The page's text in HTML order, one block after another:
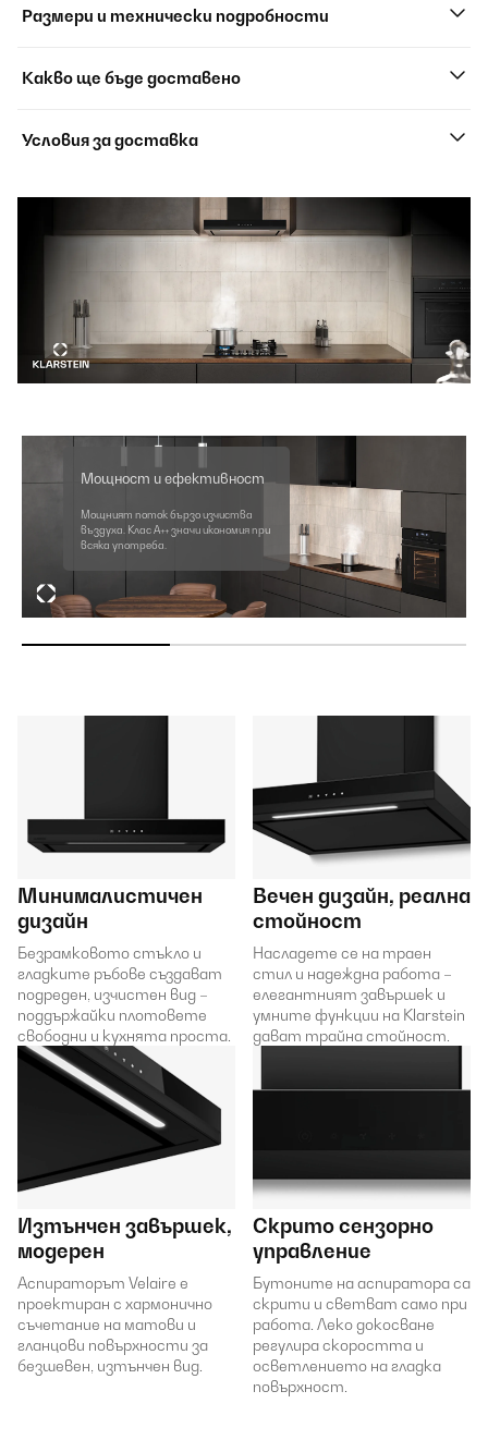
Размери и технически подробности
Какво ще бъде доставено
Условия за доставка
Мощност и ефективност
Мощният поток бързо изчиства
въздуха. Клас A++ значи икономия при
всяка употреба.
Минималистичен
дизайн
Безрамковото стъкло и
гладките ръбове създават
подреден, изчистен вид –
поддържайки плотовете
свободни и кухнята проста.
Вечен дизайн, реална
стойност
Насладете се на траен
стил и надеждна работа –
елегантният завършек и
умните функции на Klarstein
дават трайна стойност.
Изтънчен завършек,
модерен
Аспираторът Velaire е
проектиран с хармонично
съчетание на матови и
гланцови повърхности за
безшевен, изтънчен вид.
Скрито сензорно
управление
Бутоните на аспиратора са
скрити и светват само при
работа. Леко докосване
регулира скоростта и
осветлението на гладка
повърхност.